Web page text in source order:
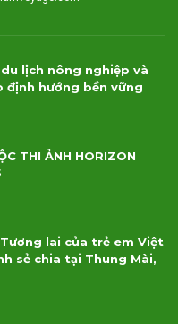
lịch nông nghiệp và
định hướng bền vững
THI ẢNH HORIZON
lai của trẻ em Việt
sẻ chia tại Thung Mài,